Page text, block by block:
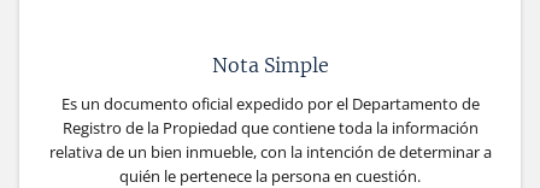
Nota Simple
Es un documento oficial expedido por el Departamento de
Registro de la Propiedad que contiene toda la información
relativa de un bien inmueble, con la intención de determinar a
quién le pertenece la persona en cuestión.